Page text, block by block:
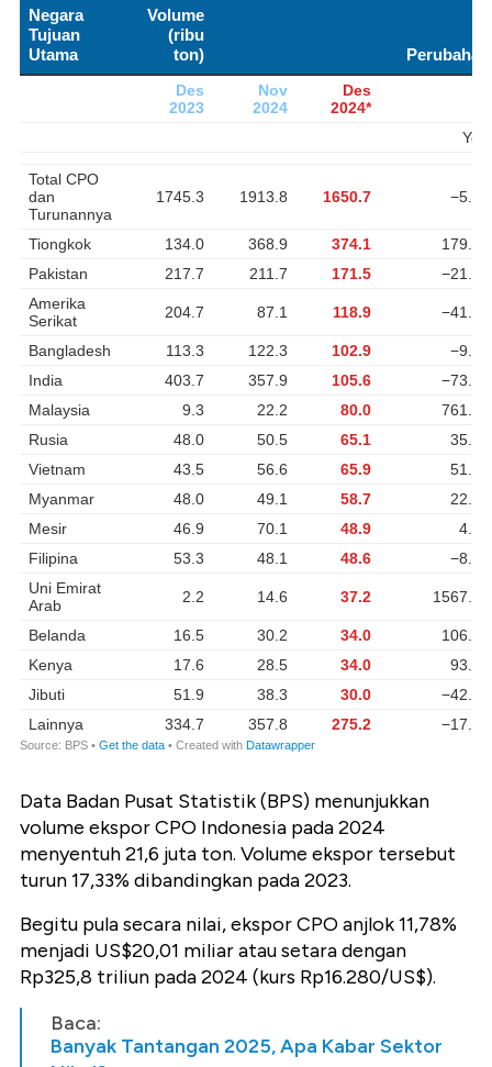
Data Badan Pusat Statistik (BPS) menunjukkan
volume ekspor CPO Indonesia pada 2024
menyentuh 21,6 juta ton. Volume ekspor tersebut
turun 17,33% dibandingkan pada 2023.
Begitu pula secara nilai, ekspor CPO anjlok 11,78%
menjadi US$20,01 miliar atau setara dengan
Rp325,8 triliun pada 2024 (kurs Rp16.280/US$).
Baca:
Banyak Tantangan 2025, Apa Kabar Sektor